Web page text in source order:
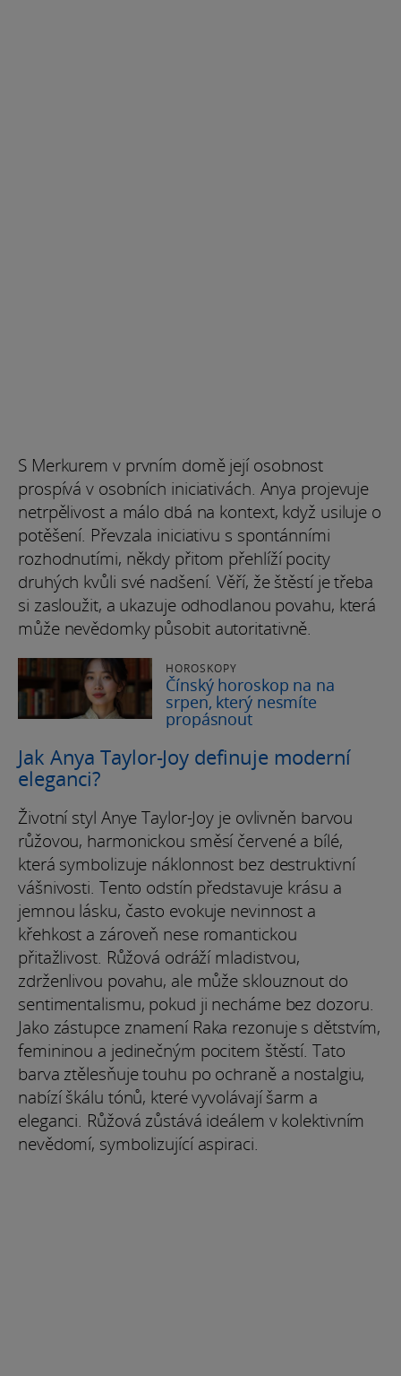
S Merkurem v prvním domě její osobnost
prospívá v osobních iniciativách. Anya projevuje
netrpělivost a málo dbá na kontext, když usiluje o
potěšení. Převzala iniciativu s spontánními
rozhodnutími, někdy přitom přehlíží pocity
druhých kvůli své nadšení. Věří, že štěstí je třeba
si zasloužit, a ukazuje odhodlanou povahu, která
může nevědomky působit autoritativně.
HOROSKOPY
Čínský horoskop na na
srpen, který nesmíte
propásnout
Jak Anya Taylor-Joy definuje moderní
eleganci?
Životní styl Anye Taylor-Joy je ovlivněn barvou
růžovou, harmonickou směsí červené a bílé,
která symbolizuje náklonnost bez destruktivní
vášnivosti. Tento odstín představuje krásu a
jemnou lásku, často evokuje nevinnost a
křehkost a zároveň nese romantickou
přitažlivost. Růžová odráží mladistvou,
zdrženlivou povahu, ale může sklouznout do
sentimentalismu, pokud ji necháme bez dozoru.
Jako zástupce znamení Raka rezonuje s dětstvím,
femininou a jedinečným pocitem štěstí. Tato
barva ztělesňuje touhu po ochraně a nostalgiu,
nabízí škálu tónů, které vyvolávají šarm a
eleganci. Růžová zůstává ideálem v kolektivním
nevědomí, symbolizující aspiraci.